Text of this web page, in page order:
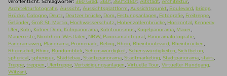
veröffentlicht. Schlagwörter: 360 Grad, 360°, 360°x180°, Altstadt, Architektur,
Architekturfotografie, Aussicht, Aussichtsplattform, Aussichtspunkt, Boulevard, bridge,
Brücke, Cologne, Deutz, Deutzer brücke, Dom, Festungsanlagen, Fotografie, Freitreppe,
Geländer, Groß St. Martin, Hochwasserschutz, Hohenzollernbrücke, Horizontal, Kennedy
Ufer, Köln, Kölner Dom, Kölnpanorama, Kölntourismus, Kugelpanorama, Mauer,
Mauerreste, Nordrhein-Westfalen, NRW, Panoramafotograf, Panoramafotografie,
Panoramaweg, Planorama, Promenade, Reling, Rhein, Rheinboulevard, Rheinbrücken,
Rheinschiff, Rhine, Rundumblick, Sehenswürdigkeit, Sehenswürdigkeiten, Sichtbeton,
spherical, spherique, Städtebau, Städtepanorama, Stadtmarketing, Stadtpanorama, stairs,
Treppe, treppen, Ufertreppe, Verteidigungsanlagen, Virtuelle Tour, Virtueller Rundgang,
Witzani.